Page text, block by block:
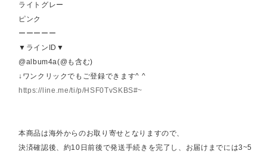
ライトグレー
ピンク
ーーーーー
▼ラインID▼
@album4a(@も含む)
↓ワンクリックでもご登録できます^ ^
https://line.me/ti/p/HSF0TvSKBS#~
本商品は海外からのお取り寄せとなりますので、
決済確認後、約10日前後で発送手続きを完了し、お届けまでには3~5